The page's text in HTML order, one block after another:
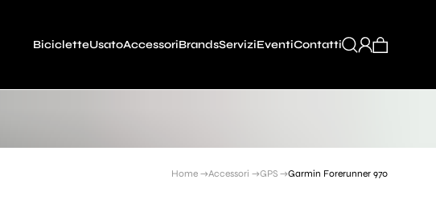
BicicletteUsatoAccessoriBrandsServiziEventiContatti
Home →Accessori →GPS →Garmin Forerunner 970